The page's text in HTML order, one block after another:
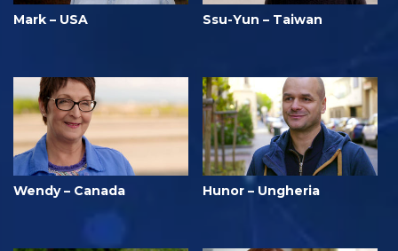
Mark – USA Ssu-Yun – Taiwan
Wendy – Canada Hunor – Ungheria